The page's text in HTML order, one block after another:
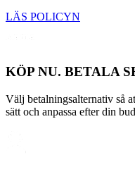
LÄS POLICYN
KÖP NU. BETALA
Välj betalningsalternativ så
sätt och anpassa efter din